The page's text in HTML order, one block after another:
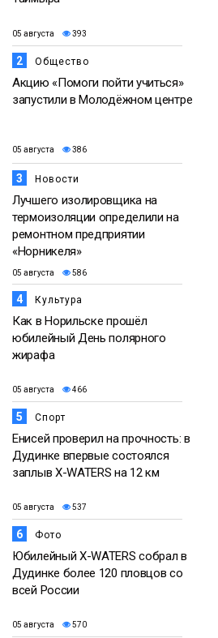
05 августа 393
2 Общество
Акцию «Помоги пойти учиться»
запустили в Молодёжном центре
05 августа 386
3 Новости
Лучшего изолировщика на
термоизоляции определили на
ремонтном предприятии
«Норникеля»
05 августа 586
4 Культура
Как в Норильске прошёл
юбилейный День полярного
жирафа
05 августа 466
5 Спорт
Енисей проверил на прочность: в
Дудинке впервые состоялся
заплыв X-WATERS на 12 км
05 августа 537
6 Фото
Юбилейный X-WATERS собрал в
Дудинке более 120 пловцов со
всей России
05 августа 570